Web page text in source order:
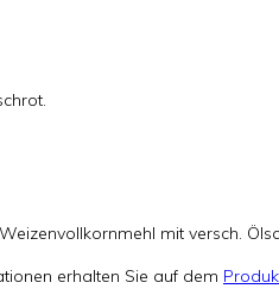
mit versch.
erhalten Sie auf dem